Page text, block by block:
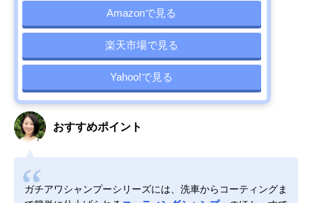
Amazonで見る
楽天市場で見る
Yahoo!で見る
おすすめポイント
ガチアワシャンプーシリーズには、洗車からコーティングま